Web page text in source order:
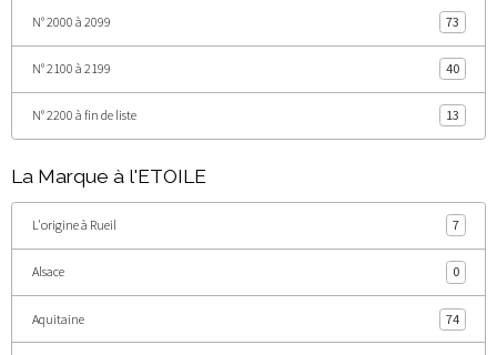
N° 2000 à 2099 73
N° 2100 à 2199 40
N° 2200 à fin de liste 13
La Marque à l'ETOILE
L'origine à Rueil 7
Alsace 0
Aquitaine 74